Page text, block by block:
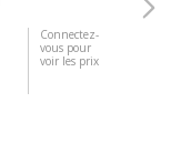
Connectez-
vous pour
voir les prix